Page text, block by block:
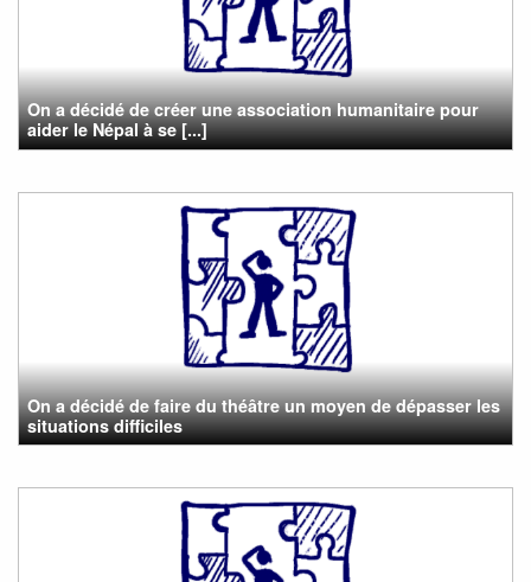
On a décidé de créer une association humanitaire pour
aider le Népal à se [...]
On a décidé de faire du théâtre un moyen de dépasser les
situations difficiles